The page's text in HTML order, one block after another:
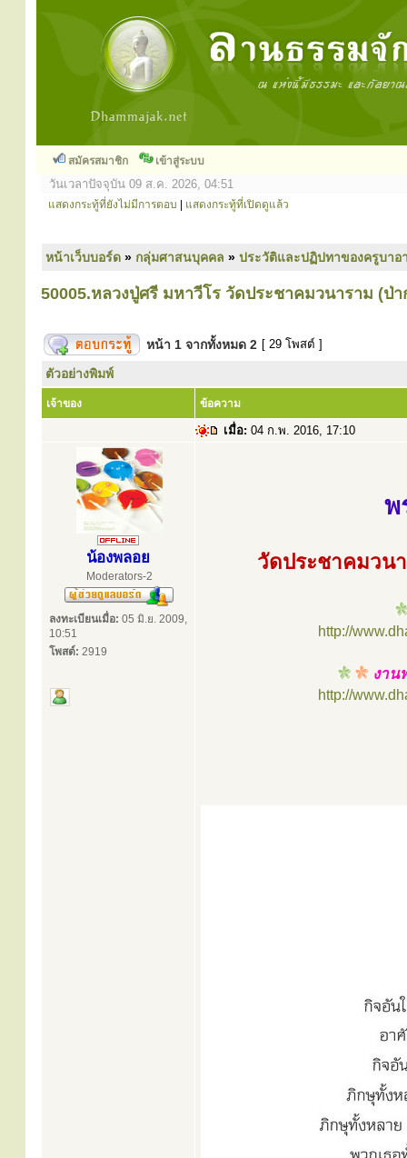
สมัครสมาชิก เข้าสู่ระบบ
วันเวลาปัจจุบัน 09 ส.ค. 2026, 04:51
แสดงกระทู้ที่ยังไม่มีการตอบ แสดงกระทู้ที่เปิดดูแล้ว
หน้าเว็บบอร์ด » กลุ่มศาสนบุคคล » ประวัติและปฏิปทาของครูบาอ
50005.หลวงปู่ศรี มหาวีโร วัดประชาคมวนาราม (ป่า
หน้า 1 จากทั้งหมด 2 [ 29 โพสต์ ]
ตัวอย่างพิมพ์
เจ้าของ ข้อความ
เมื่อ: 04 ก.พ. 2016, 17:10
น้องพลอย
Moderators-2
ลงทะเบียนเมื่อ: 05 มิ.ย. 2009,
10:51
โพสต์: 2919
พ
วัดประชาคมวน
http://
งานพ
http://